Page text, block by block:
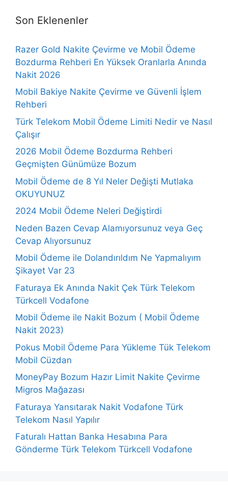
Son Eklenenler
Razer Gold Nakite Çevirme ve Mobil Ödeme
Bozdurma Rehberi En Yüksek Oranlarla Anında
Nakit 2026
Mobil Bakiye Nakite Çevirme ve Güvenli İşlem
Rehberi
Türk Telekom Mobil Ödeme Limiti Nedir ve Nasıl
Çalışır
2026 Mobil Ödeme Bozdurma Rehberi
Geçmişten Günümüze Bozum
Mobil Ödeme de 8 Yıl Neler Değişti Mutlaka
OKUYUNUZ
2024 Mobil Ödeme Neleri Değiştirdi
Neden Bazen Cevap Alamıyorsunuz veya Geç
Cevap Alıyorsunuz
Mobil Ödeme ile Dolandırıldım Ne Yapmalıyım
Şikayet Var 23
Faturaya Ek Anında Nakit Çek Türk Telekom
Türkcell Vodafone
Mobil Ödeme ile Nakit Bozum ( Mobil Ödeme
Nakit 2023)
Pokus Mobil Ödeme Para Yükleme Tük Telekom
Mobil Cüzdan
MoneyPay Bozum Hazır Limit Nakite Çevirme
Migros Mağazası
Faturaya Yansıtarak Nakit Vodafone Türk
Telekom Nasıl Yapılır
Faturalı Hattan Banka Hesabına Para
Gönderme Türk Telekom Türkcell Vodafone